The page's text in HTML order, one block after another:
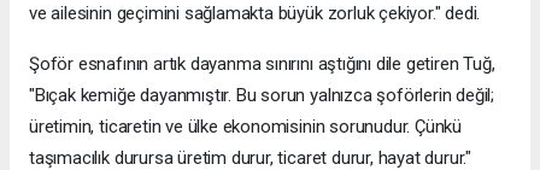
ve ailesinin geçimini sağlamakta büyük zorluk çekiyor." dedi.
Şoför esnafının artık dayanma sınırını aştığını dile getiren Tuğ,
"Bıçak kemiğe dayanmıştır. Bu sorun yalnızca şoförlerin değil;
üretimin, ticaretin ve ülke ekonomisinin sorunudur. Çünkü
taşımacılık durursa üretim durur, ticaret durur, hayat durur."